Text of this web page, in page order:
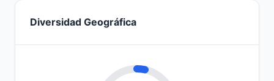
Diversidad Geográfica